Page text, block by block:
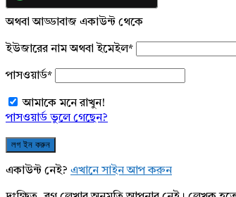
অথবা আড্ডাবাজ একাউন্ট থেকে
ইউজারের নাম অথবা ইমেইল*
পাসওয়ার্ড*
আমাকে মনে রাখুন!
পাসওয়ার্ড ভুলে গেছেন?
একাউন্ট নেই? এখানে সাইন আপ করুন